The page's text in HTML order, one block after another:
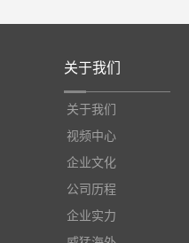
关于我们
关于我们
视频中心
企业文化
公司历程
企业实力